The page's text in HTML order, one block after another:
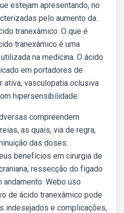
estejam apresentando, no
pelo aumento da.
tranexâmico. O que é
tranexâmico é uma
na medicina. O ácido
em portadores de
ativa, vasculopatia oclusiva
hipersensibilidade.
compreendem
as quais, via de regra,
das doses.
benefícios em cirurgia de
ressecção do fígado
Webo uso
de ácido tranexâmico pode
indesejados e complicações,